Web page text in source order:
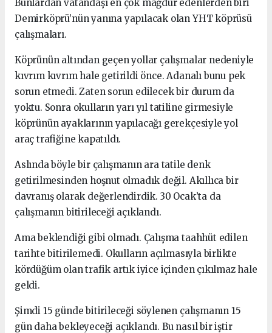
Bunlardan vatandaşı en çok mağdur edenlerden biri
Demirköprü’nün yanına yapılacak olan YHT köprüsü
çalışmaları.
Köprünün altından geçen yollar çalışmalar nedeniyle
kıvrım kıvrım hale getirildi önce. Adanalı bunu pek
sorun etmedi. Zaten sorun edilecek bir durum da
yoktu. Sonra okulların yarı yıl tatiline girmesiyle
köprünün ayaklarının yapılacağı gerekçesiyle yol
araç trafiğine kapatıldı.
Aslında böyle bir çalışmanın ara tatile denk
getirilmesinden hoşnut olmadık değil. Akıllıca bir
davranış olarak değerlendirdik. 30 Ocak’ta da
çalışmanın bitirileceği açıklandı.
Ama beklendiği gibi olmadı. Çalışma taahhüt edilen
tarihte bitirilemedi. Okulların açılmasıyla birlikte
kördüğüm olan trafik artık iyice içinden çıkılmaz hale
geldi.
Şimdi 15 günde bitirileceği söylenen çalışmanın 15
gün daha bekleyeceği açıklandı. Bu nasıl bir iştir